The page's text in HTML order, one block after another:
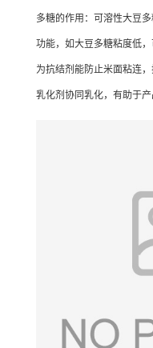
多糖的作用：可溶性大豆
功能，如大豆多糖粘度低
为抗结剂能防止米面粘连
乳化剂协同乳化，有助于产